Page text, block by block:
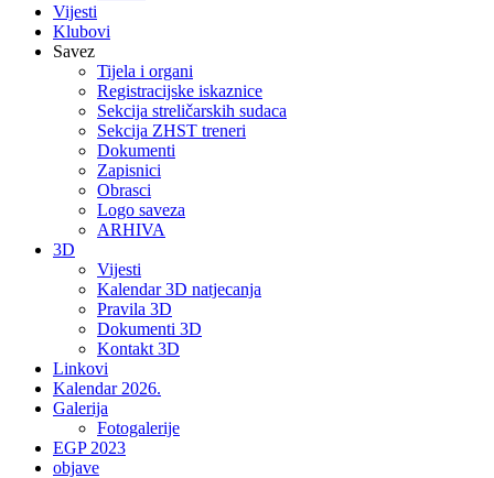
Vijesti
Klubovi
Savez
Tijela i organi
Registracijske iskaznice
Sekcija streličarskih sudaca
Sekcija ZHST treneri
Dokumenti
Zapisnici
Obrasci
Logo saveza
ARHIVA
3D
Vijesti
Kalendar 3D natjecanja
Pravila 3D
Dokumenti 3D
Kontakt 3D
Linkovi
Kalendar 2026.
Galerija
Fotogalerije
EGP 2023
objave